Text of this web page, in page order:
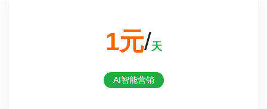
1元/天
AI智能营销